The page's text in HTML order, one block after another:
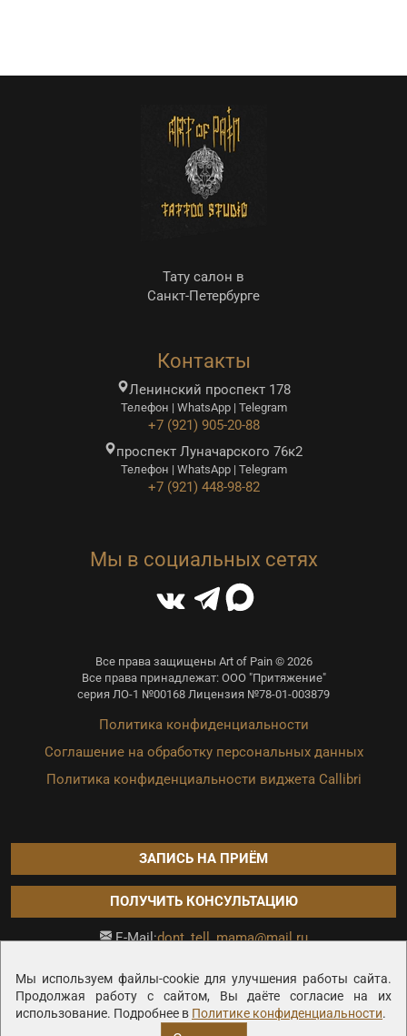
Мы используем файлы-cookie для улучшения работы сайта.
Продолжая работу с сайтом, Вы даёте согласие на их
использование. Подробнее в Политике конфиденциальности.
Тату салон в
Санкт-Петербурге
Контакты
Ленинский проспект 178
Телефон | WhatsApp | Telegram
+7 (921) 905-20-88
проспект Луначарского 76к2
Телефон | WhatsApp | Telegram
+7 (921) 448-98-82
Мы в социальных сетях
Все права защищены Art of Pain © 2026
Все права принадлежат: ООО "Притяжение"
серия ЛО-1 №00168 Лицензия №78-01-003879
Политика конфиденциальности
Соглашение на обработку персональных данных
Политика конфиденциальности виджета Callibri
ЗАПИСЬ НА ПРИЁМ
ПОЛУЧИТЬ КОНСУЛЬТАЦИЮ
E-Mail:dont_tell_mama@mail.ru